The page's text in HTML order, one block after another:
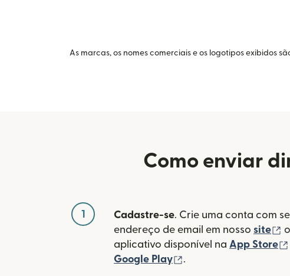
As marcas, os nomes comerciais e os logotipos exibidos
Como enviar
1 Cadastre-se. Crie uma conta com
endereço de email em nosso site
aplicativo disponível na App Store
Google Play
(abre em uma nova
.